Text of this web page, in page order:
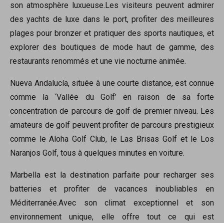
son atmosphère luxueuse.Les visiteurs peuvent admirer
des yachts de luxe dans le port, profiter des meilleures
plages pour bronzer et pratiquer des sports nautiques, et
explorer des boutiques de mode haut de gamme, des
restaurants renommés et une vie nocturne animée.
Nueva Andalucía, située à une courte distance, est connue
comme la ‘Vallée du Golf’ en raison de sa forte
concentration de parcours de golf de premier niveau. Les
amateurs de golf peuvent profiter de parcours prestigieux
comme le Aloha Golf Club, le Las Brisas Golf et le Los
Naranjos Golf, tous à quelques minutes en voiture.
Marbella est la destination parfaite pour recharger ses
batteries et profiter de vacances inoubliables en
Méditerranée.Avec son climat exceptionnel et son
environnement unique, elle offre tout ce qui est